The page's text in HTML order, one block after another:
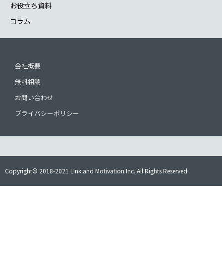
お役立ち資料
コラム
会社概要
無料相談
お問い合わせ
プライバシーポリシー
Copyright© 2018-2021 Link and Motivation Inc. All Rights Reserved